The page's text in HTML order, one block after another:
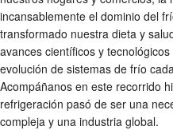
incansablemente el dominio del
transformado nuestra dieta y
avances científicos y
evolución de sistemas de frío
Acompáñanos en este recorrido
refrigeración pasó de ser una
compleja y una industria global.